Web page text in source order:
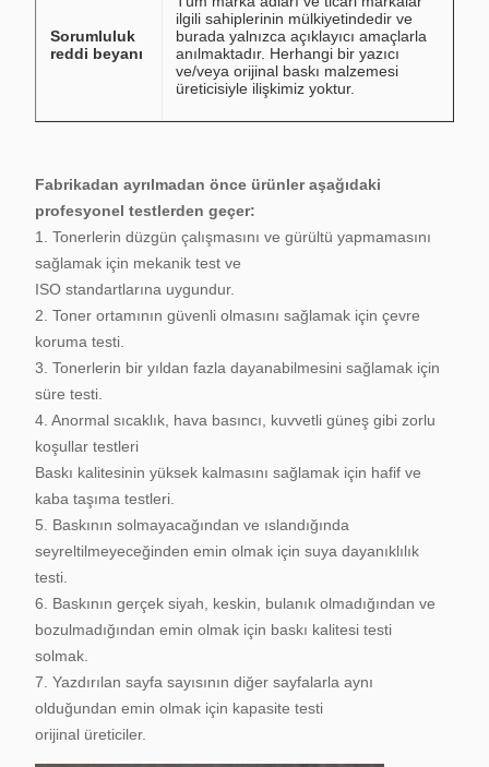
Sorumluluk
reddi beyanı
ilgili sahiplerinin mülkiyetindedir ve
burada yalnızca açıklayıcı amaçlarla
anılmaktadır. Herhangi bir yazıcı
ve/veya orijinal baskı malzemesi
üreticisiyle ilişkimiz yoktur.
Fabrikadan ayrılmadan önce ürünler aşağıdaki
profesyonel testlerden geçer:
1. Tonerlerin düzgün çalışmasını ve gürültü yapmamasını
sağlamak için mekanik test ve
ISO standartlarına uygundur.
2. Toner ortamının güvenli olmasını sağlamak için çevre
koruma testi.
3. Tonerlerin bir yıldan fazla dayanabilmesini sağlamak için
süre testi.
4. Anormal sıcaklık, hava basıncı, kuvvetli güneş gibi zorlu
koşullar testleri
Baskı kalitesinin yüksek kalmasını sağlamak için hafif ve
kaba taşıma testleri.
5. Baskının solmayacağından ve ıslandığında
seyreltilmeyeceğinden emin olmak için suya dayanıklılık
testi.
6. Baskının gerçek siyah, keskin, bulanık olmadığından ve
bozulmadığından emin olmak için baskı kalitesi testi
solmak.
7. Yazdırılan sayfa sayısının diğer sayfalarla aynı
olduğundan emin olmak için kapasite testi
orijinal üreticiler.